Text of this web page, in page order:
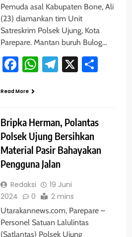
Pemuda asal Kabupaten Bone, Ali
(23) diamankan tim Unit
Satreskrim Polsek Ujung, Kota
Parepare. Mantan buruh Bulog…
Facebook
WhatsApp
Telegram
X
Read More
Bripka Herman, Polantas
Polsek Ujung Bersihkan
Material Pasir Bahayakan
Pengguna Jalan
Redaksi
19 Juni
2024
0 2 mins
Utarakannews.com, Parepare –
Personel Satuan Lalulintas
(Satlantas) Polsek Ujung